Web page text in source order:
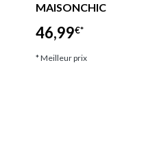
MAISONCHIC
46,99€*
* Meilleur prix